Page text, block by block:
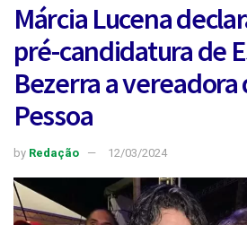
Márcia Lucena
pré-candidatura de
Bezerra a vereadora
Pessoa
by Redação 12/03/2024